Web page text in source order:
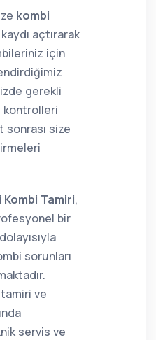
kombi
açtırarak
için
gerekli
kontrolleri
sonrası size
Tamiri,
bir
sorunları
tamiri ve
servis ve